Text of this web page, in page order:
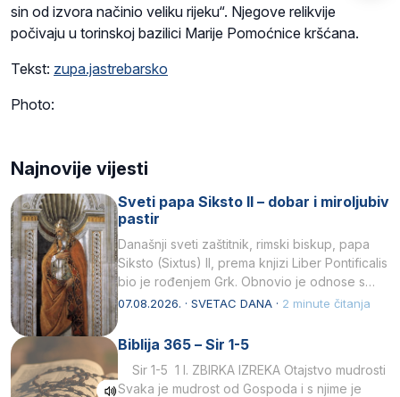
sin od izvora načinio veliku rijeku“. Njegove relikvije
počivaju u torinskoj bazilici Marije Pomoćnice kršćana.
Tekst: zupa.jastrebarsko
Photo:
Najnovije vijesti
Sveti papa Siksto II – dobar i miroljubiv
pastir
Današnji sveti zaštitnik, rimski biskup, papa
Siksto (Sixtus) II, prema knjizi Liber Pontificalis
bio je rođenjem Grk. Obnovio je odnose s
afričkim…
07.08.2026. · SVETAC DANA · 2 minute čitanja
Biblija 365 – Sir 1-5
Sir 1-5 1 I. ZBIRKA IZREKA Otajstvo mudrosti
Svaka je mudrost od Gospoda i s njime je